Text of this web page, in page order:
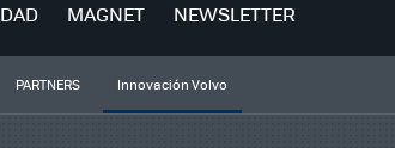
MAGNET NEWSLETTER
PARTNERS Innovación Volvo